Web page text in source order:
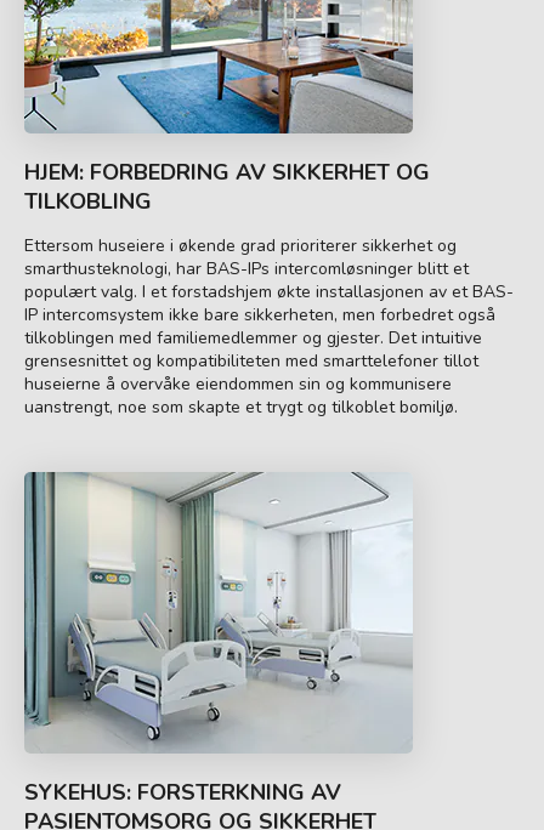
HJEM: FORBEDRING AV SIKKERHET OG
TILKOBLING
Ettersom huseiere i økende grad prioriterer sikkerhet og
smarthusteknologi, har BAS-IPs intercomløsninger blitt et
populært valg. I et forstadshjem økte installasjonen av et BAS-
IP intercomsystem ikke bare sikkerheten, men forbedret også
tilkoblingen med familiemedlemmer og gjester. Det intuitive
grensesnittet og kompatibiliteten med smarttelefoner tillot
huseierne å overvåke eiendommen sin og kommunisere
uanstrengt, noe som skapte et trygt og tilkoblet bomiljø.
SYKEHUS: FORSTERKNING AV
PASIENTOMSORG OG SIKKERHET